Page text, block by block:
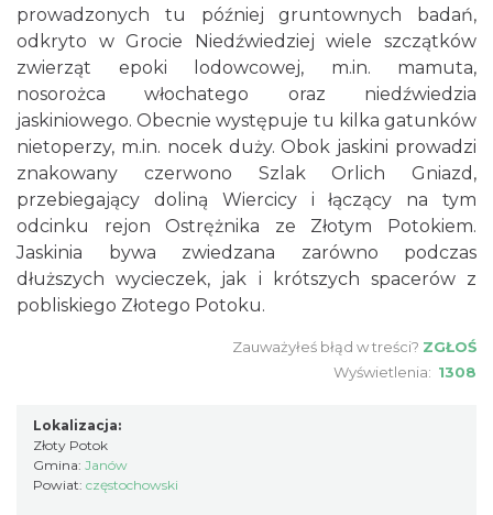
prowadzonych tu później gruntownych badań,
odkryto w Grocie Niedźwiedziej wiele szczątków
zwierząt epoki lodowcowej, m.in. mamuta,
nosorożca włochatego oraz niedźwiedzia
jaskiniowego. Obecnie występuje tu kilka gatunków
nietoperzy, m.in. nocek duży. Obok jaskini prowadzi
znakowany czerwono Szlak Orlich Gniazd,
przebiegający doliną Wiercicy i łączący na tym
odcinku rejon Ostrężnika ze Złotym Potokiem.
Jaskinia bywa zwiedzana zarówno podczas
dłuższych wycieczek, jak i krótszych spacerów z
pobliskiego Złotego Potoku.
Zauważyłeś błąd w treści? ZGŁOŚ
Wyświetlenia: 1308
Lokalizacja:
Złoty Potok
Gmina: Janów
Powiat: częstochowski